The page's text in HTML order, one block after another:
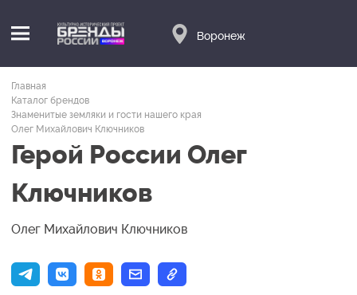
Воронеж
Главная
Каталог брендов
Знаменитые земляки и гости нашего края
Олег Михайлович Ключников
Герой России Олег
Ключников
Олег Михайлович Ключников